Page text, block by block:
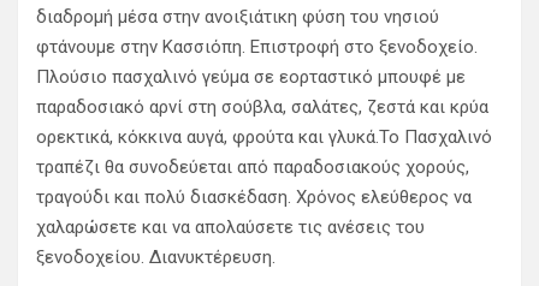
διαδρομή μέσα στην ανοιξιάτικη φύση του νησιού
φτάνουμε στην Κασσιόπη. Επιστροφή στο ξενοδοχείο.
Πλούσιο πασχαλινό γεύμα σε εορταστικό μπουφέ με
παραδοσιακό αρνί στη σούβλα, σαλάτες, ζεστά και κρύα
ορεκτικά, κόκκινα αυγά, φρούτα και γλυκά.Το Πασχαλινό
τραπέζι θα συνοδεύεται από παραδοσιακούς χορούς,
τραγούδι και πολύ διασκέδαση. Χρόνος ελεύθερος να
χαλαρώσετε και να απολαύσετε τις ανέσεις του
ξενοδοχείου. Διανυκτέρευση.